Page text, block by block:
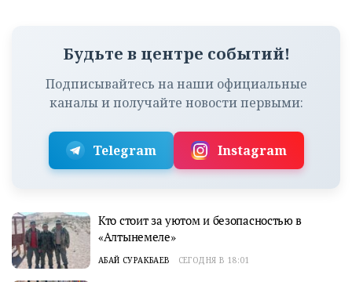
Будьте в центре событий!
Подписывайтесь на наши официальные
каналы и получайте новости первыми:
Telegram Instagram
Кто стоит за уютом и безопасностью в
«Алтынемеле»
АБАЙ СУРАКБАЕВ СЕГОДНЯ В 18:01